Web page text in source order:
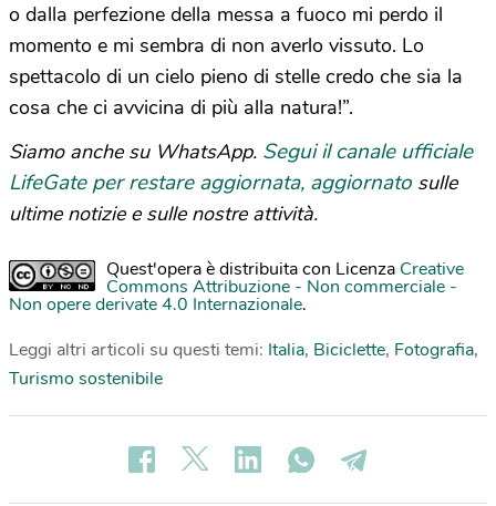
o dalla perfezione della messa a fuoco mi perdo il
momento e mi sembra di non averlo vissuto. Lo
spettacolo di un cielo pieno di stelle credo che sia la
cosa che ci avvicina di più alla natura!”.
Siamo anche su WhatsApp. Segui il canale ufficiale
LifeGate per restare aggiornata, aggiornato sulle
ultime notizie e sulle nostre attività.
Quest'opera è distribuita con Licenza Creative
Commons Attribuzione - Non commerciale -
Non opere derivate 4.0 Internazionale.
Leggi altri articoli su questi temi: Italia, Biciclette, Fotografia,
Turismo sostenibile